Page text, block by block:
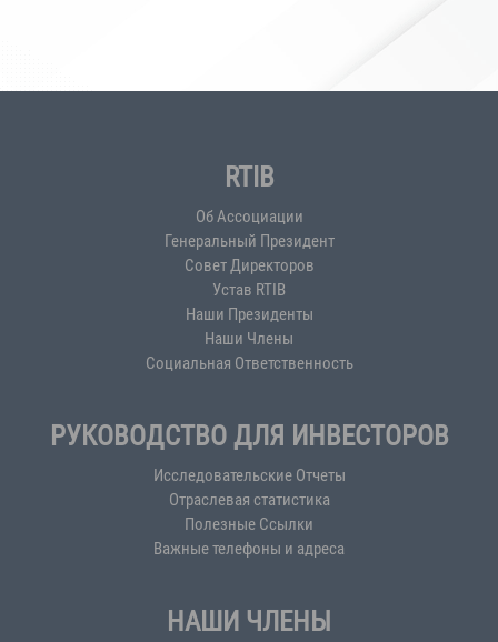
RTIB
Об Ассоциации
Генеральный Президент
Совет Директоров
Устав RTIB
Наши Президенты
Наши Члены
Социальная Ответственность
РУКОВОДСТВО ДЛЯ ИНВЕСТОРОВ
Исследовательские Отчеты
Отраслевая статистика
Полезные Ссылки
Важные телефоны и адреса
НАШИ ЧЛЕНЫ